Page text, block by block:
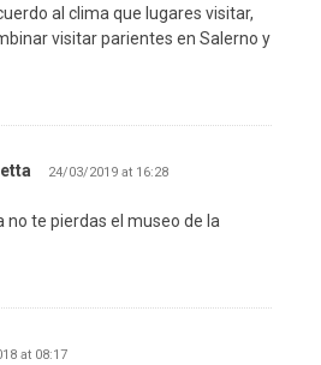
al clima que lugares visitar,
visitar parientes en Salerno y
24/03/2019 at 16:28
no te pierdas el museo de la
at 08:17